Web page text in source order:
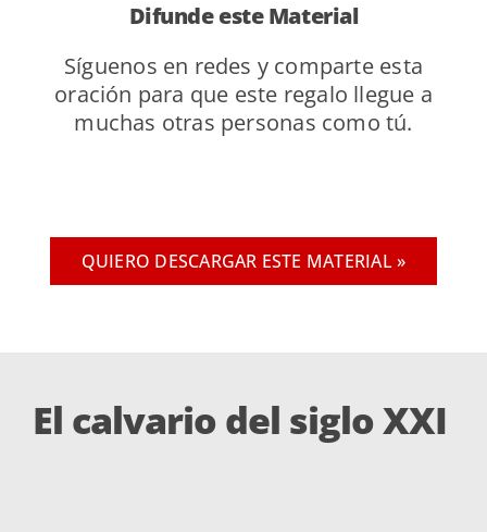
Difundeeste Material
Síguenos en redes y comparte esta
oración para que este regalo llegue a
muchas otras personas como tú.
QUIERO DESCARGAR ESTE MATERIAL »
El calvario del siglo XXI